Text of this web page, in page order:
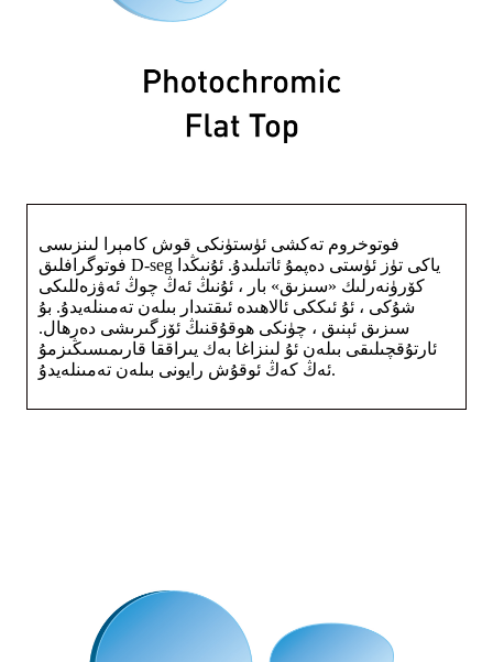
فوتوخروم تەكشى ئۈستۈنكى قوش كامېرا لىنزىسى
فوتوگرافلىق D-seg ياكى تۈز ئۈستى دەپمۇ ئاتىلىدۇ. ئۇنىڭدا
كۆرۈنەرلىك «سىزىق» بار ، ئۇنىڭ ئەڭ چوڭ ئەۋزەللىكى
شۇكى ، ئۇ ئىككى ئالاھىدە ئىقتىدار بىلەن تەمىنلەيدۇ. بۇ
سىزىق ئېنىق ، چۈنكى ھوقۇقنىڭ ئۆزگىرىشى دەرھال.
ئارتۇقچىلىقى بىلەن ئۇ لىنزاغا بەك يىراققا قارىمىسىڭىزمۇ
ئەڭ كەڭ ئوقۇش رايونى بىلەن تەمىنلەيدۇ.